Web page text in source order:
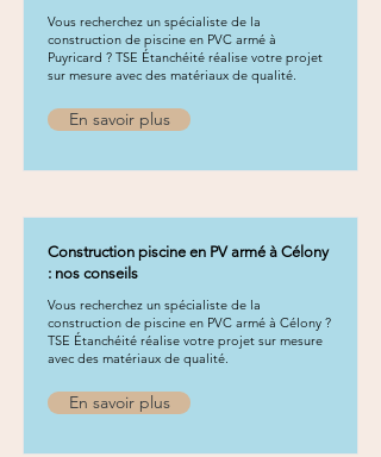
Vous recherchez un spécialiste de la
construction de piscine en PVC armé à
Puyricard ? TSE Étanchéité réalise votre projet
sur mesure avec des matériaux de qualité.
En savoir plus
Construction piscine en PV armé à Célony
: nos conseils
Vous recherchez un spécialiste de la
construction de piscine en PVC armé à Célony ?
TSE Étanchéité réalise votre projet sur mesure
avec des matériaux de qualité.
En savoir plus